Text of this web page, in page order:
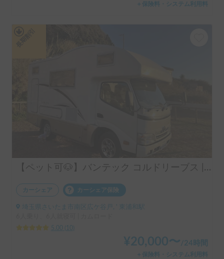
＋保険料・システム利用料
【ペット可🐶】バンテック コルドリーブス | ペット大歓迎🐶家庭用エアコンFFヒーター搭載❄️フルフラットで広々✨️4駆ディーゼルでパワフル＆安心💪
カーシェア カーシェア保険
埼玉県さいたま市南区広ケ谷戸, ' 東浦和駅
5.00
¥20,000〜/24時間
＋保険料・システム利用料